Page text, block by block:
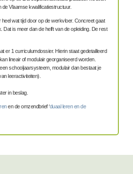
de Vlaamse kwalificatiestructuur.
wat tijd door op de werkvloer. Concreet gaat
Dat is meer dan de helft van de opleiding. De rest
er 1 curriculumdossier. Hierin staat gedetailleerd
lineair of modulair georganiseerd worden.
schooljaarsysteem, modulair dan bestaat je
leeractiviteiten).
in beslag.
en de omzendbrief ‘duaal leren en de